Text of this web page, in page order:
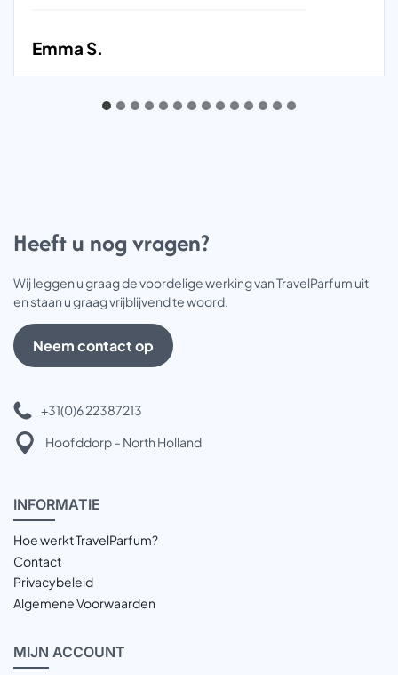
Emma S.
Heeft u nog vragen?
Wij leggen u graag de voordelige werking van TravelParfum uit
en staan u graag vrijblijvend te woord.
Neem contact op
+31(0)6 22387213
Hoofddorp – North Holland
INFORMATIE
Hoe werkt TravelParfum?
Contact
Privacybeleid
Algemene Voorwaarden
MIJN ACCOUNT